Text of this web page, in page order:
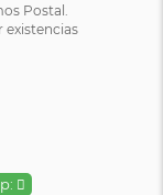
Postal.